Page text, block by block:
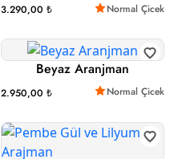
3.290,00 ₺ Normal Çicek
Beyaz Aranjman
2.950,00 ₺ Normal Çicek